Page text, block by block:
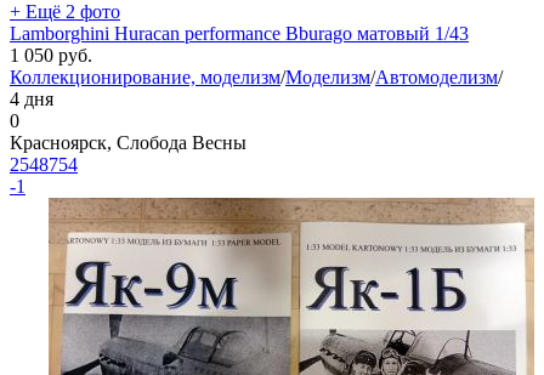
+ Ещё 2 фото
Lamborghini Huracan performance Bburago матовый 1/43
1 050 руб.
Коллекционирование, моделизм/Моделизм/Автомоделизм/
4 дня
0
Красноярск, Слобода Весны
2548754
-1